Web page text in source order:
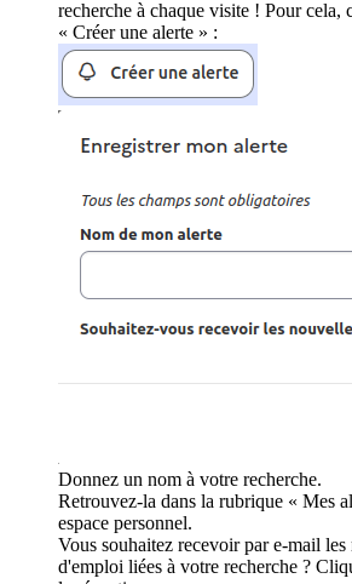
recherche à chaque visite ! Pour cela,
« Créer une alerte » :
Donnez un nom à votre recherche.
Retrouvez-la dans la rubrique « Mes
espace personnel.
Vous souhaitez recevoir par e-mail
d'emploi liées à votre recherche ?